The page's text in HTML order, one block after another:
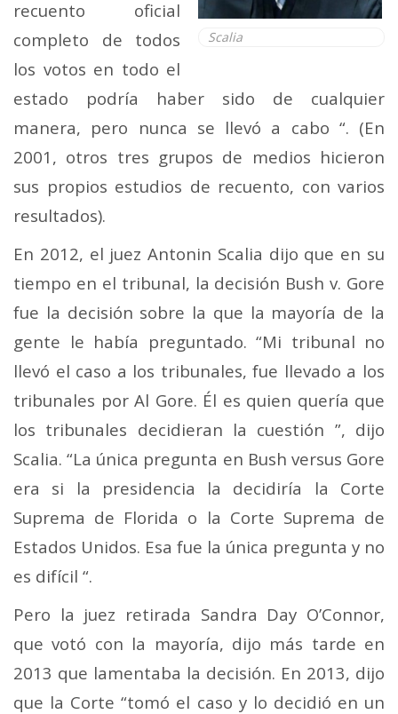
Scalia
recuento oficial
completo de todos
los votos en todo el
estado podría haber sido de cualquier
manera, pero nunca se llevó a cabo “. (En
2001, otros tres grupos de medios hicieron
sus propios estudios de recuento, con varios
resultados).
En 2012, el juez Antonin Scalia dijo que en su
tiempo en el tribunal, la decisión Bush v. Gore
fue la decisión sobre la que la mayoría de la
gente le había preguntado. “Mi tribunal no
llevó el caso a los tribunales, fue llevado a los
tribunales por Al Gore. Él es quien quería que
los tribunales decidieran la cuestión ”, dijo
Scalia. “La única pregunta en Bush versus Gore
era si la presidencia la decidiría la Corte
Suprema de Florida o la Corte Suprema de
Estados Unidos. Esa fue la única pregunta y no
es difícil “.
Pero la juez retirada Sandra Day O’Connor,
que votó con la mayoría, dijo más tarde en
2013 que lamentaba la decisión. En 2013, dijo
que la Corte “tomó el caso y lo decidió en un